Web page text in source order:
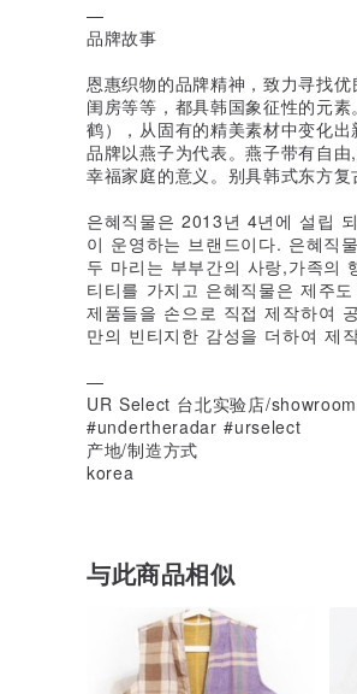
—
品牌故事
恩惠织物的品牌精神，致力寻找
闺房等等，都具韩国象征性的元
鹤），从固有的精美素材中变化出
品牌以燕子为代表。燕子带有自
幸福家庭的意义。别具韩式东方
은혜직물은 2013년 4년에 설립
이 운영하는 브랜드이다. 은혜직
두 마리는 부부간의 사랑,가족의
티티를 가지고 은혜직물은 제주
제품들을 손으로 직접 제작하여
만의 빈티지한 감성을 더하여 제
—
UR Select 台北实验店/
#undertheradar #urselect
产地/制造方式
korea
与此商品相似